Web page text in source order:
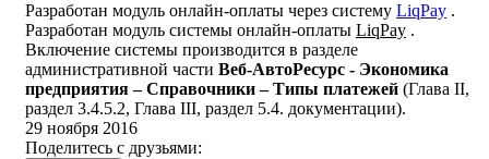
Разработан модуль онлайн-оплаты через систему LiqPay .
Разработан модуль системы онлайн-оплаты LiqPay .
Включение системы производится в разделе
административной части Веб-АвтоРесурс - Экономика
предприятия – Справочники – Типы платежей (Глава II,
раздел 3.4.5.2, Глава III, раздел 5.4. документации).
29 ноября 2016
Поделитесь с друзьями: